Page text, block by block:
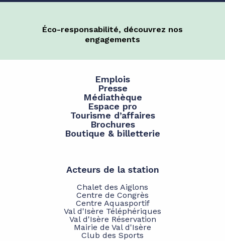
Éco-responsabilité, découvrez nos
engagements
Emplois
Presse
Médiathèque
Espace pro
Tourisme d’affaires
Brochures
Boutique & billetterie
Acteurs de la station
Chalet des Aiglons
Centre de Congrès
Centre Aquasportif
Val d'Isère Téléphériques
Val d'Isère Réservation
Mairie de Val d'Isère
Club des Sports